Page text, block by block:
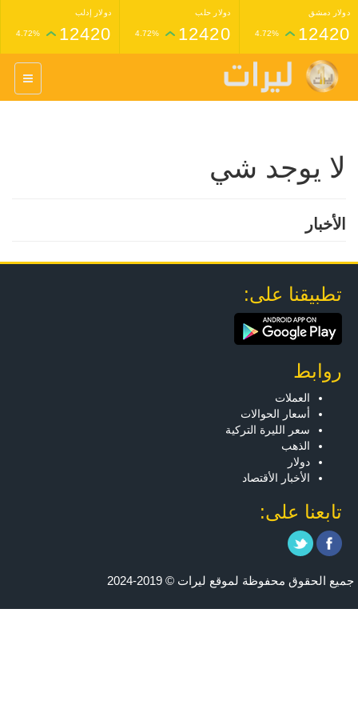
دولار دمشق
12420
4.72%
دولار حلب
12420
4.72%
دولار إدلب
12420
4.72%
غرام عيار 24 ذهب
1,398,000
4.33%
1,227,000
لا يوجد شي
الأخبار
تطبيقنا على:
روابط
العملات
أسعار الحوالات
سعر الليرة التركية
الذهب
دولار
الأخبار الأقتصاد
تابعنا على:
جميع الحقوق محفوظة لموقع ليرات © 2019-2024